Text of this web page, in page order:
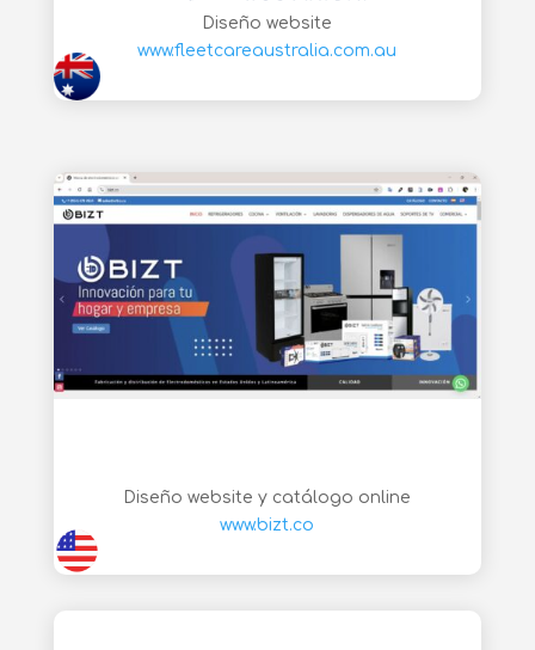
Diseño website
www.fleetcareaustralia.com.au
Diseño website y catálogo online
www.bizt.co